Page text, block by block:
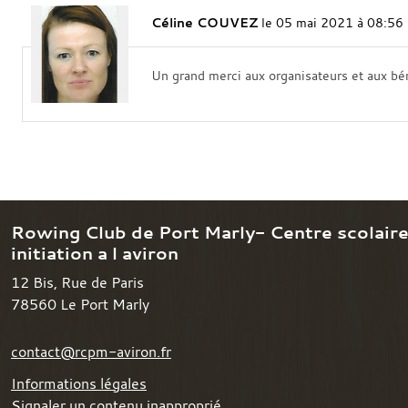
Céline COUVEZ le 05 mai 2021 à 08:56
Un grand merci aux organisateurs et aux
Rowing Club de Port Marly- Centre
initiation a l aviron
12 Bis, Rue de Paris
78560 Le Port Marly
contact@rcpm-aviron.fr
Informations légales